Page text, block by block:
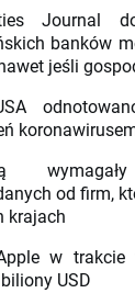
Journal
banków
jeśli
wymagały
od firm,
krajach
w trakcie
USD